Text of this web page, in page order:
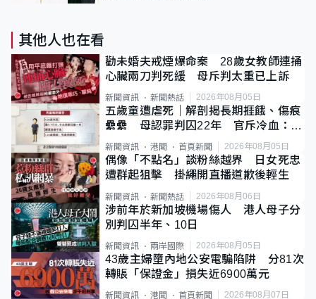
其他人也在看
勸未婚夫戒煙爆命案 28歲女教師連捅
心臟兩刀判死緩 母斥判太重已上訴
新聞資訊 新聞熱話 2026年08月05日
五歲童遭虐死｜解剖揭長期捱餓、傷痕
纍纍 母認罪判囚22年 官斥冷血：同
類案最惡劣
新聞資訊 港聞 首頁新聞 2026年08月05日
偶像「不點名」談粉絲越界 日女死忠
遭群起狙擊 掛繩開直播道歉後輕生
新聞資訊 新聞熱話 2026年08月06日
涉前年於新加坡機場傷人 港人母子分
別判囚半年、10日
新聞資訊 兩岸國際 2026年08月05日
43歲主婦墮內地公安電騙陷阱 分81次
轉賬「保證金」損失近6900萬元
新聞資訊 港聞 首頁新聞 2026年08月07日